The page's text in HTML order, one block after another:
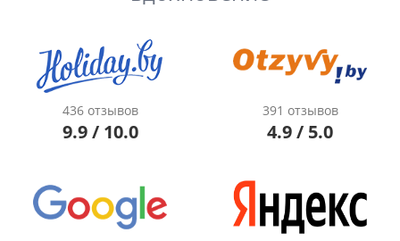
436 отзывов
9.9 / 10.0
391 отзывов
4.9 / 5.0